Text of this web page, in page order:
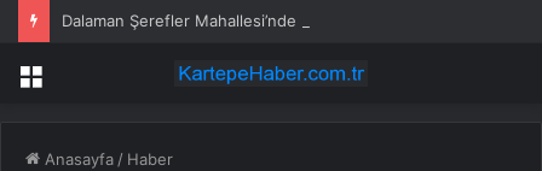
Dalaman Şerefler Mahallesi’nde basınç sorunu giderildi
Menü
Anasayfa / Haber